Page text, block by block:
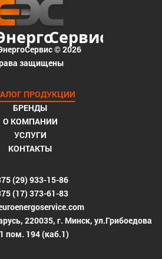
© 2026
защищены
ПРОДУКЦИИ
БРЕНДЫ
О КОМПАНИИ
УСЛУГИ
КОНТАКТЫ
(29) 933-15-86
(17) 373-61-83
220035, г. Минск, ул.Грибоедова
пом. 194 (каб.1)